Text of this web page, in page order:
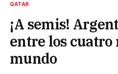
QATAR
¡A semis!
entre los cuatro
mundo